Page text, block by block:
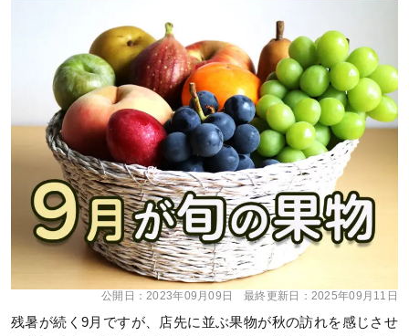
公開日：2023年09月09日 最終更新日： 2025年09月11日
残暑が続く9月ですが、店先に並ぶ果物が秋の訪れを感じさせ